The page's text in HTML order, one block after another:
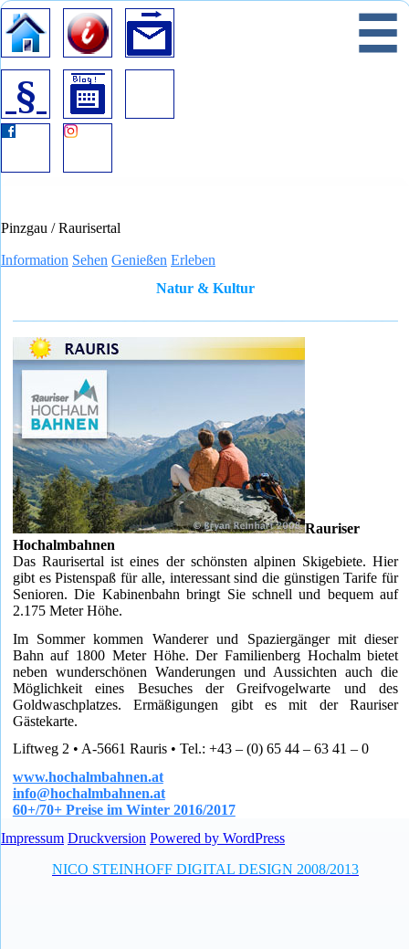
Datenschutz
Pinzgau / Raurisertal
Information Sehen Genießen Erleben
Natur & Kultur
Rauriser
Hochalmbahnen
Das Raurisertal ist eines der schönsten alpinen Skigebiete. Hier
gibt es Pistenspaß für alle, interessant sind die günstigen Tarife für
Senioren. Die Kabinenbahn bringt Sie schnell und bequem auf
2.175 Meter Höhe.
Im Sommer kommen Wanderer und Spaziergänger mit dieser
Bahn auf 1800 Meter Höhe. Der Familienberg Hochalm bietet
neben wunderschönen Wanderungen und Aussichten auch die
Möglichkeit eines Besuches der Greifvogelwarte und des
Goldwaschplatzes. Ermäßigungen gibt es mit der Rauriser
Gästekarte.
Liftweg 2 • A-5661 Rauris • Tel.: +43 – (0) 65 44 – 63 41 – 0
www.hochalmbahnen.at
info@hochalmbahnen.at
60+/70+ Preise im Winter 2016/2017
Impressum Druckversion Powered by WordPress
NICO STEINHOFF DIGITAL DESIGN 2008/2013